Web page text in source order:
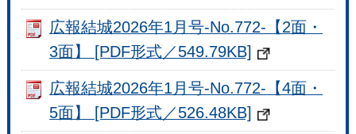
広報結城2026年1月号-No.772-【2面・
3面】 [PDF形式／549.79KB]
広報結城2026年1月号-No.772-【4面・
5面】 [PDF形式／526.48KB]